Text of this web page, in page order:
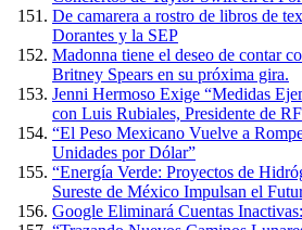
De camarera a rostro de libros de
Dorantes y la SEP
Madonna tiene el deseo de contar
Britney Spears en su próxima gira.
Jenni Hermoso Exige “Medidas
con Luis Rubiales, Presidente de
“El Peso Mexicano Vuelve a
Unidades por Dólar”
“Energía Verde: Proyectos de
Sureste de México Impulsan el
Google Eliminará Cuentas